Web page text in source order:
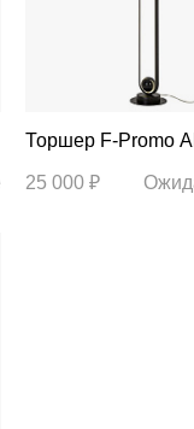
Торшер F-
25 000 ₽